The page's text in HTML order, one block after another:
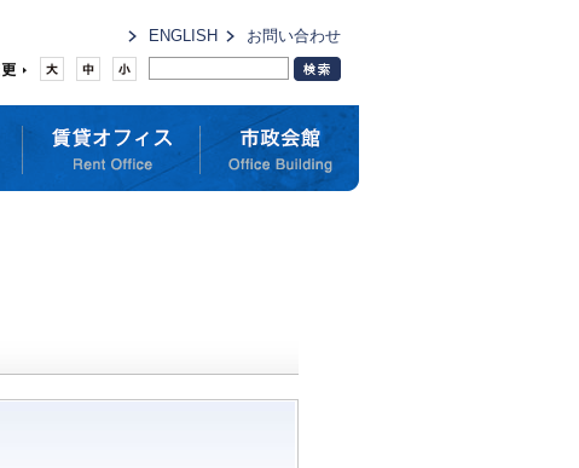
ENGLISH お問い合わせ